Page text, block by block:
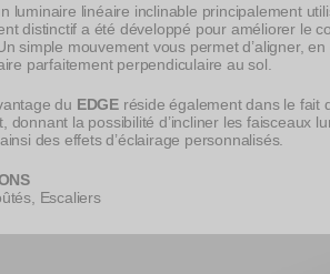
luminaire linéaire inclinable principalement
distinctif a été développé pour améliorer le
simple mouvement vous permet d’aligner,
parfaitement perpendiculaire au sol.
du EDGE réside également dans le fait
donnant la possibilité d’incliner les faisceaux
des effets d’éclairage personnalisés.
Escaliers